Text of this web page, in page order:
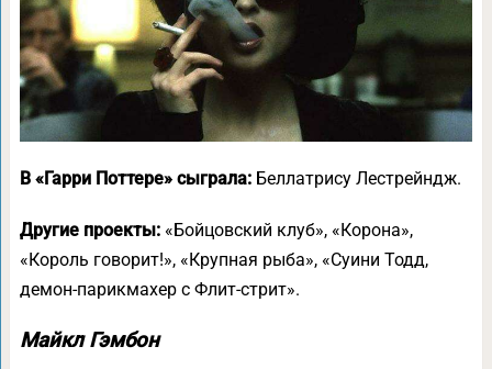
В «Гарри Поттере» сыграла:Беллатрису Лестрейндж.
Другие проекты:«Бойцовский клуб», «Корона»,
«Король говорит!», «Крупная рыба», «Суини Тодд,
демон-парикмахер с Флит-стрит».
Майкл Гэмбон